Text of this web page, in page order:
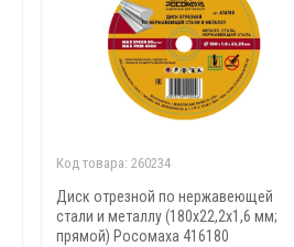
Код товара: 260234
Диск отрезной по нержавеющей
стали и металлу (180х22,2х1,6 мм;
прямой) Росомаха 416180